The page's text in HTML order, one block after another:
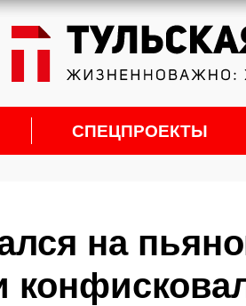
СПЕЦПРОЕКТЫ
на